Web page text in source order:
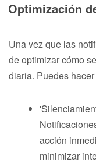
Optimización
Una vez que las
de optimizar cómo
diaria. Puedes
acción
minimizar